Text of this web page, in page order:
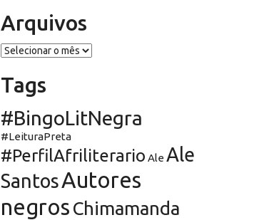
Arquivos
Arquivos
Tags
#BingoLitNegra
#LeituraPreta
#PerfilAfriliterario Ale Ale
SantosAutores
negros Chimamanda